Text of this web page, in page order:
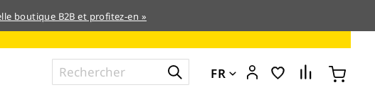
boutique B2B et profitez-en »
FR